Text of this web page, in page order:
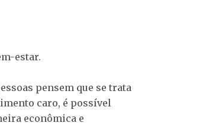
estar.
pensem que se trata
caro, é possível
econômica e